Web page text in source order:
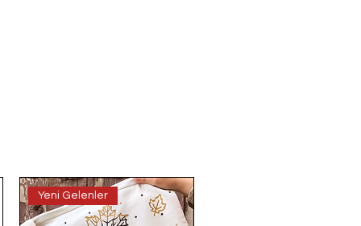
Yeni Gelenler